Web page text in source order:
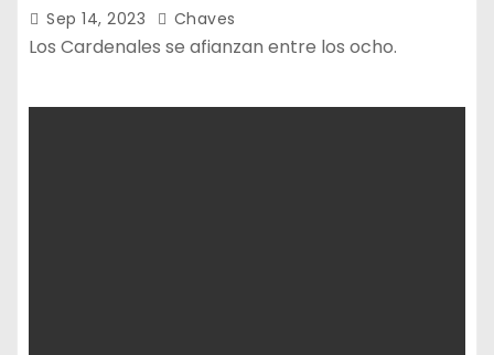
Sep 14, 2023 Chaves
Los Cardenales se afianzan entre los ocho.